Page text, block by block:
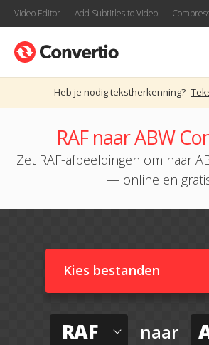
Video Editor Add Subtitles to Video
Heb je nodig tekstherkenning?
RAF naar ABW
Zet RAF-afbeeldingen om naar
— online en
Kies bestanden
RAF naar